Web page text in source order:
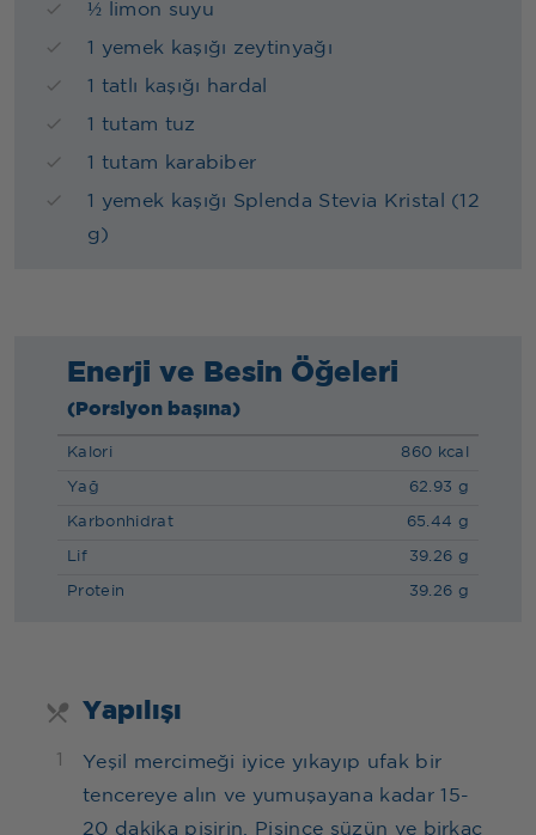
½ limon suyu
1 yemek kaşığı zeytinyağı
1 tatlı kaşığı hardal
1 tutam tuz
1 tutam karabiber
1 yemek kaşığı Splenda Stevia Kristal (12
g)
Enerji ve Besin Öğeleri
(Porsiyon başına)
Kalori 860 kcal
Yağ 62.93 g
Karbonhidrat 65.44 g
Lif 39.26 g
Protein 39.26 g
Yapılışı
1
Yeşil mercimeği iyice yıkayıp ufak bir
tencereye alın ve yumuşayana kadar 15-
20 dakika pişirin. Pişince süzün ve birkaç